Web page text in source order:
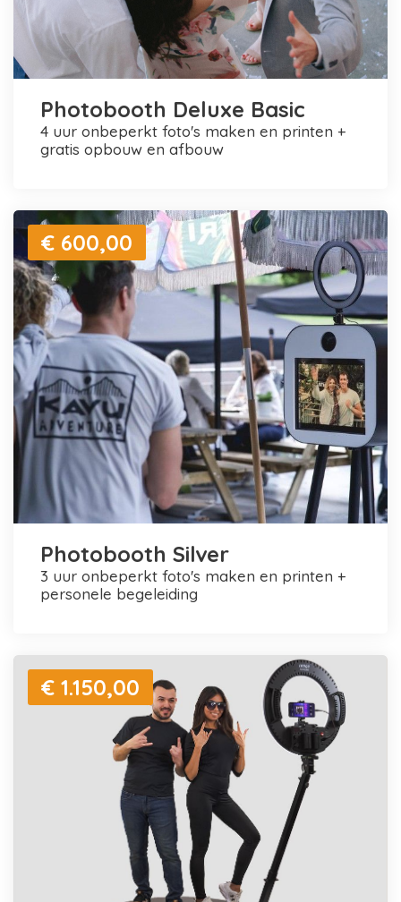
Photobooth Deluxe Basic
4 uur onbeperkt foto's maken en printen +
gratis opbouw en afbouw
€ 600,00
Photobooth Silver
3 uur onbeperkt foto's maken en printen +
personele begeleiding
€ 1.150,00